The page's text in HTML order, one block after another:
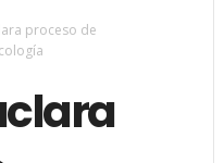
proceso de